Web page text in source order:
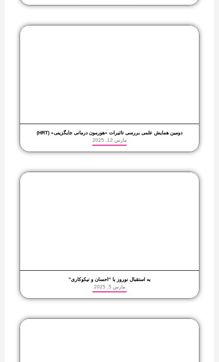
دومین همایش علمی بررسی تاثیرات «هورمون درمانی جایگزینی» (HRT)
مارس 12, 2025
به استقبال نوروز با “احسان و نیکوکاری”
مارس 5, 2025